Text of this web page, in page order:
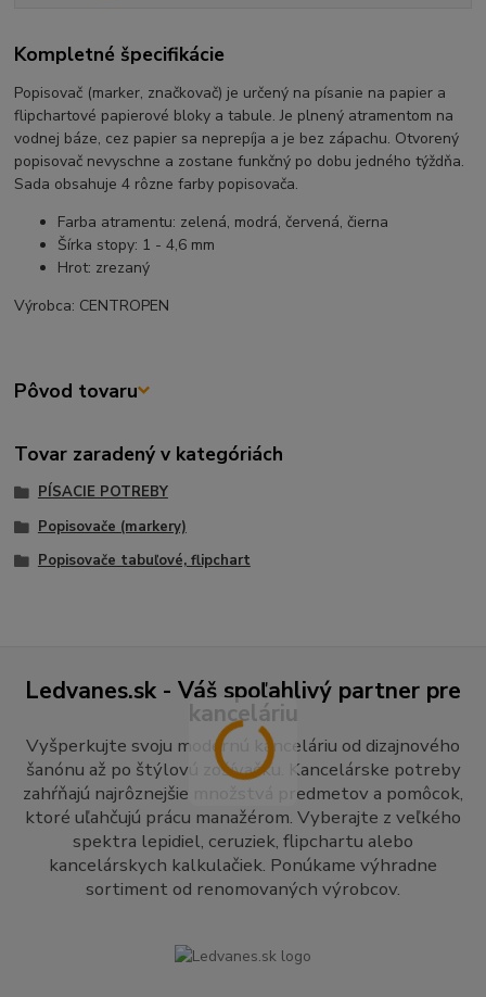
Kompletné špecifikácie
Popisovač (marker, značkovač) je určený na písanie na papier a
flipchartové papierové bloky a tabule. Je plnený atramentom na
vodnej báze, cez papier sa neprepíja a je bez zápachu. Otvorený
popisovač nevyschne a zostane funkčný po dobu jedného týždňa.
Sada obsahuje 4 rôzne farby popisovača.
Farba atramentu: zelená, modrá, červená, čierna
Šírka stopy: 1 - 4,6 mm
Hrot: zrezaný
Výrobca: CENTROPEN
Pôvod tovaru
Tovar zaradený v kategóriách
PÍSACIE POTREBY
Popisovače (markery)
Popisovače tabuľové, flipchart
Ledvanes.sk - Váš spoľahlivý partner pre
kanceláriu
Vyšperkujte svoju modernú kanceláriu od dizajnového
šanónu až po štýlovú zošívačku. Kancelárske potreby
zahŕňajú najrôznejšie množstvá predmetov a pomôcok,
ktoré uľahčujú prácu manažérom. Vyberajte z veľkého
spektra lepidiel, ceruziek, flipchartu alebo
kancelárskych kalkulačiek. Ponúkame výhradne
sortiment od renomovaných výrobcov.